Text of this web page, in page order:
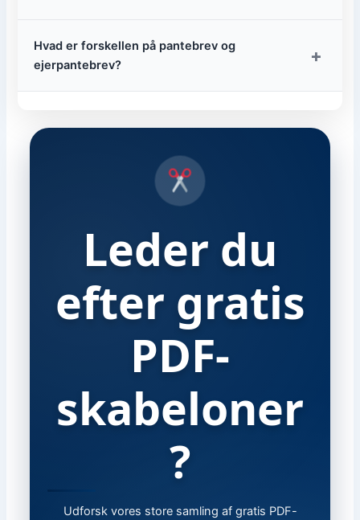
Hvad er forskellen på pantebrev og
ejerpantebrev?
+
Leder du
efter gratis
PDF-
skabeloner
?
Udforsk vores store samling af gratis PDF-